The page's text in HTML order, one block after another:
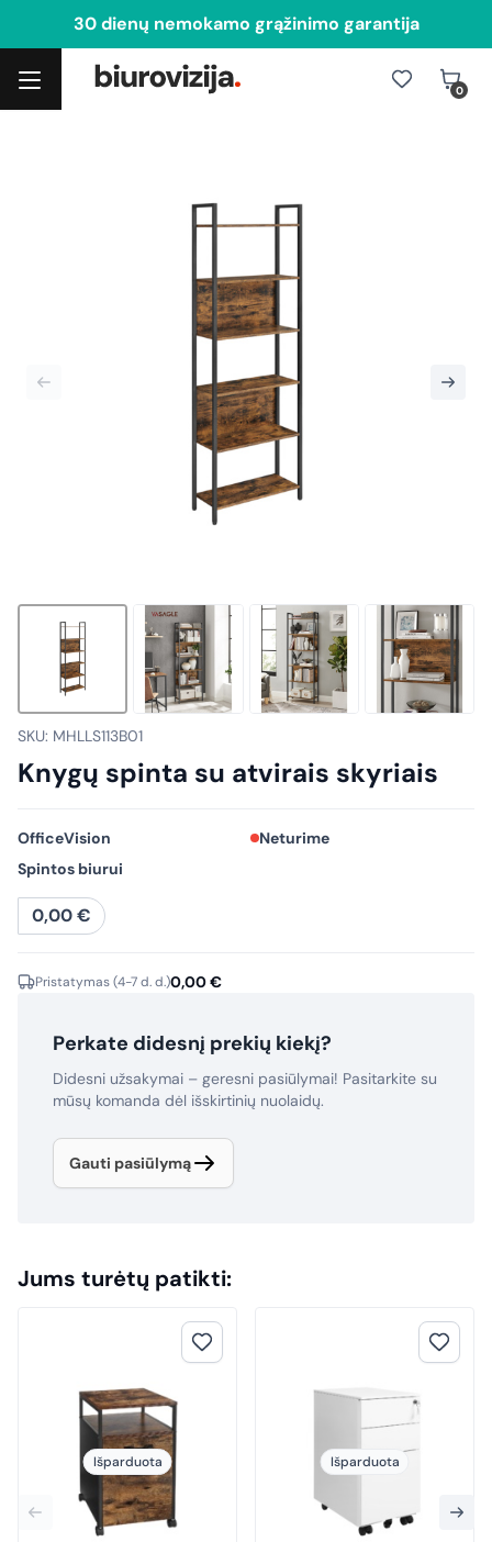
30 dienų nemokamo grąžinimo garantija
0
SKU: MHLLS113B01
Knygų spinta su atvirais skyriais
OfficeVision
Neturime
Spintos biurui
0,00€
Pristatymas (4-7 d. d.)0,00€
Perkate didesnį prekių kiekį?
Didesni užsakymai – geresni pasiūlymai! Pasitarkite su
mūsų komanda dėl išskirtinių nuolaidų.
Gauti pasiūlymą
Jums turėtų patikti:
Išparduota Išparduota